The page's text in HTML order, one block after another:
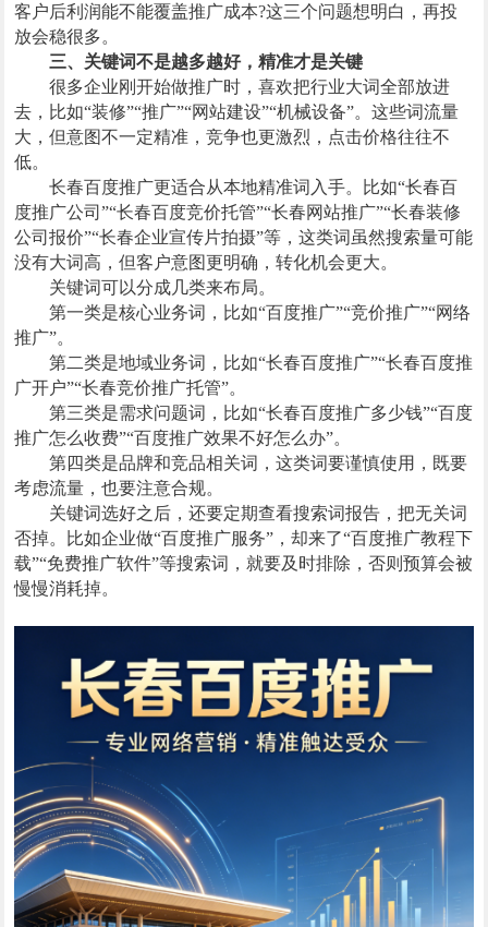
客户后利润能不能覆盖推广成本?这三个问题想明白，再投
放会稳很多。
三、关键词不是越多越好，精准才是关键
很多企业刚开始做推广时，喜欢把行业大词全部放进
去，比如“装修”“推广”“网站建设”“机械设备”。这些词流量
大，但意图不一定精准，竞争也更激烈，点击价格往往不
低。
长春百度推广更适合从本地精准词入手。比如“长春百
度推广公司”“长春百度竞价托管”“长春网站推广”“长春装修
公司报价”“长春企业宣传片拍摄”等，这类词虽然搜索量可能
没有大词高，但客户意图更明确，转化机会更大。
关键词可以分成几类来布局。
第一类是核心业务词，比如“百度推广”“竞价推广”“网络
推广”。
第二类是地域业务词，比如“长春百度推广”“长春百度推
广开户”“长春竞价推广托管”。
第三类是需求问题词，比如“长春百度推广多少钱”“百度
推广怎么收费”“百度推广效果不好怎么办”。
第四类是品牌和竞品相关词，这类词要谨慎使用，既要
考虑流量，也要注意合规。
关键词选好之后，还要定期查看搜索词报告，把无关词
否掉。比如企业做“百度推广服务”，却来了“百度推广教程下
载”“免费推广软件”等搜索词，就要及时排除，否则预算会被
慢慢消耗掉。